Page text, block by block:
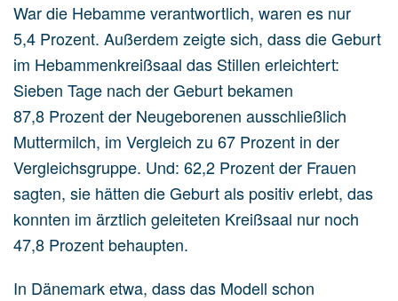
War die Hebamme verantwortlich, waren es nur
5,4 Prozent. Außerdem zeigte sich, dass die Geburt
im Hebammenkreißsaal das Stillen erleichtert:
Sieben Tage nach der Geburt bekamen
87,8 Prozent der Neugeborenen ausschließlich
Muttermilch, im Vergleich zu 67 Prozent in der
Vergleichsgruppe. Und: 62,2 Prozent der Frauen
sagten, sie hätten die Geburt als positiv erlebt, das
konnten im ärztlich geleiteten Kreißsaal nur noch
47,8 Prozent behaupten.
In Dänemark etwa, dass das Modell schon